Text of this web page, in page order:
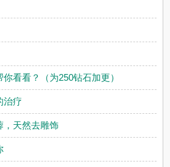
看看？（为250钻石加更）
治疗
，天然去雕饰